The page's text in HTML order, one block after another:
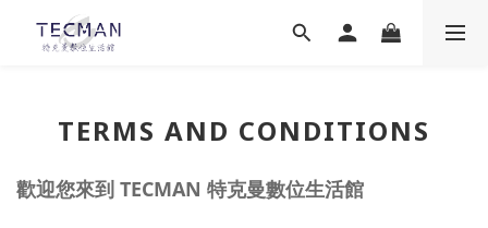
TERMS AND CONDITIONS
歡迎您來到 TECMAN 特克曼數位生活館